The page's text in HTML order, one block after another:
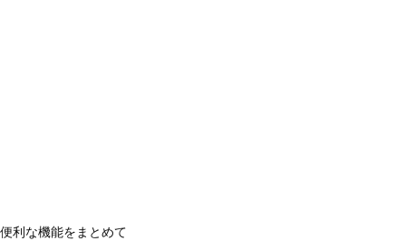
便利な機能をまとめて